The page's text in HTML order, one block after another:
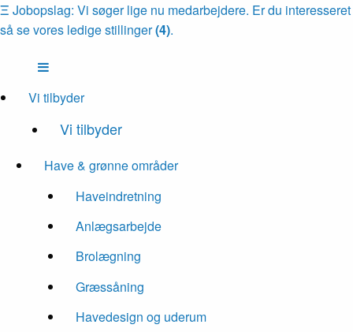
Ξ Jobopslag: Vi søger lige nu medarbejdere. Er du interesseret
så se vores ledige stillinger(4).
Vi tilbyder
Vi tilbyder
Have & grønne områder
Haveindretning
Anlægsarbejde
Brolægning
Græssåning
Havedesign og uderum